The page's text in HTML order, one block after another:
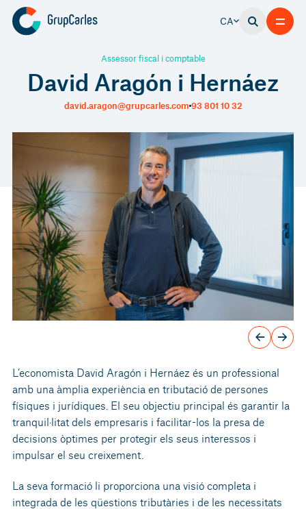
CA
David Aragón i Hernáez
Assessor fiscal i comptable
david.aragon@grupcarles.com 93 801 10 32
L’economista David Aragón i Hernáez és un professional
amb una àmplia experiència en tributació de persones
físiques i jurídiques. El seu objectiu principal és garantir la
tranquil·litat dels empresaris i facilitar-los la presa de
decisions òptimes per protegir els seus interessos i
impulsar el seu creixement.
La seva formació li proporciona una visió completa i
integrada de les qüestions tributàries i de les necessitats